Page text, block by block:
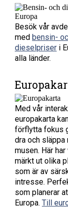
Besök vår
med bensin-
dieselpriser i
alla länder.
Med vår
europakarta
förflytta fokus
dra och släppa
musen. Här
märkt ut olika
som är av
intresse.
som planerar
Europa. Till